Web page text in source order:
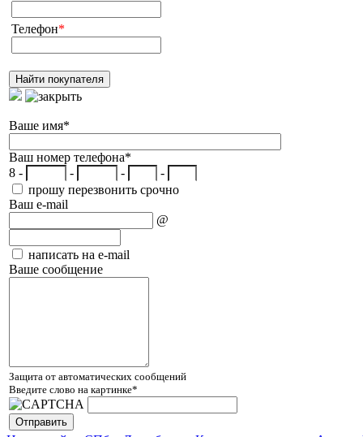
Телефон*
Ваше имя*
Ваш номер телефона*
8 -
- -
-
прошу перезвонить срочно
Ваш e-mail
@
написать на e-mail
Ваше сообщение
Защита от автоматических сообщений
Введите слово на картинке*